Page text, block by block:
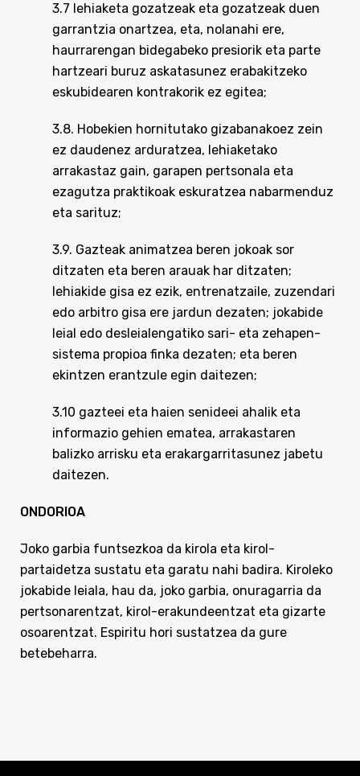
3.7 lehiaketa gozatzeak eta gozatzeak duen
garrantzia onartzea, eta, nolanahi ere,
haurrarengan bidegabeko presiorik eta parte
hartzeari buruz askatasunez erabakitzeko
eskubidearen kontrakorik ez egitea;
3.8. Hobekien hornitutako gizabanakoez zein
ez daudenez arduratzea, lehiaketako
arrakastaz gain, garapen pertsonala eta
ezagutza praktikoak eskuratzea nabarmenduz
eta sarituz;
3.9. Gazteak animatzea beren jokoak sor
ditzaten eta beren arauak har ditzaten;
lehiakide gisa ez ezik, entrenatzaile, zuzendari
edo arbitro gisa ere jardun dezaten; jokabide
leial edo desleialengatiko sari- eta zehapen-
sistema propioa finka dezaten; eta beren
ekintzen erantzule egin daitezen;
3.10 gazteei eta haien senideei ahalik eta
informazio gehien ematea, arrakastaren
balizko arrisku eta erakargarritasunez jabetu
daitezen.
ONDORIOA
Joko garbia funtsezkoa da kirola eta kirol-
partaidetza sustatu eta garatu nahi badira. Kiroleko
jokabide leiala, hau da, joko garbia, onuragarria da
pertsonarentzat, kirol-erakundeentzat eta gizarte
osoarentzat. Espiritu hori sustatzea da gure
betebeharra.